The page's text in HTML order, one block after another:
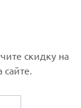
скидку на